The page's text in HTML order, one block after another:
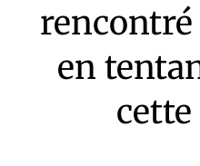
en
cette